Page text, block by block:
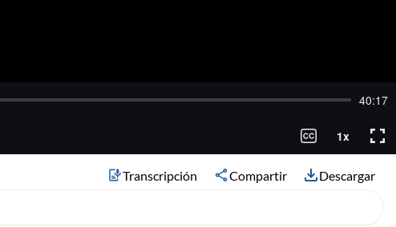
Transcripción Compartir Descargar